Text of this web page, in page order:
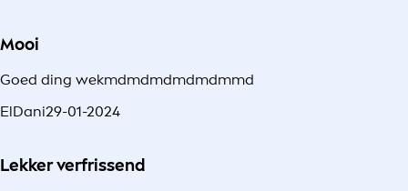
Mooi
Goed ding wekmdmdmdmdmdmmd
ElDani29-01-2024
Lekker verfrissend